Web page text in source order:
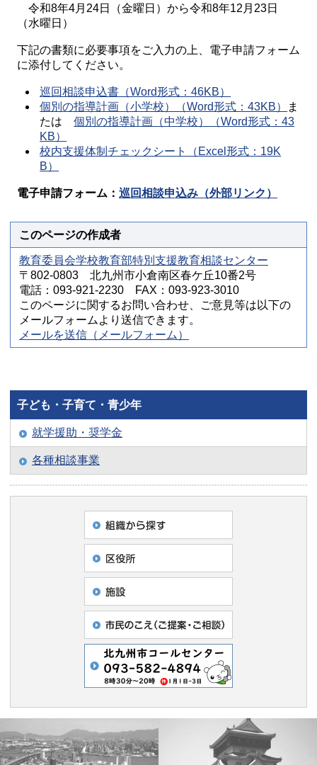
令和8年4月24日（金曜日）から令和8年12月23日
（水曜日）
下記の書類に必要事項をご入力の上、電子申請フォーム
に添付してください。
巡回相談申込書（Word形式：46KB）
個別の指導計画（小学校）（Word形式：43KB）
ま
たは個別の指導計画（中学校）（Word形式：43
KB）
校内支援体制チェックシート（Excel形式：19K
B）
電子申請フォーム： 巡回相談申込み（外部リンク）
このページの作成者
教育委員会学校教育部特別支援教育相談センター
〒802-0803 北九州市小倉南区春ケ丘10番2号
電話：093-921-2230 FAX：093-923-3010
このページに関するお問い合わせ、ご意見等は以下の
メールフォームより送信できます。
メールを送信（メールフォーム）
子ども・子育て・青少年
就学援助・奨学金
各種相談事業